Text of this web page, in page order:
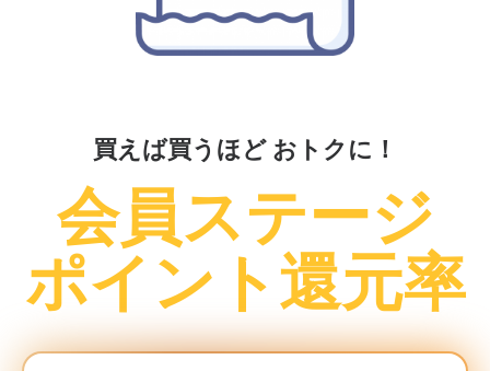
買えば買うほど おトクに！
会員ステージ
ポイント還元率